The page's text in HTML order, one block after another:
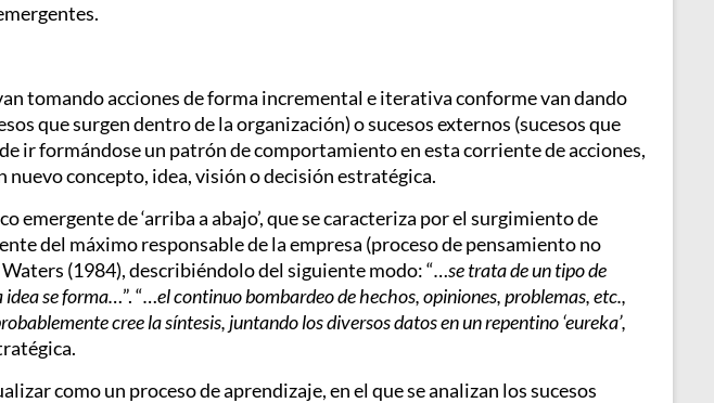
tomando acciones de forma incremental e iterativa conforme van dando
que surgen dentro de la organización) o sucesos externos (sucesos que
ir formándose un patrón de comportamiento en esta corriente de acciones,
concepto, idea, visión o decisión estratégica.
de ‘arriba a abajo’, que se caracteriza por el surgimiento de
del máximo responsable de la empresa (proceso de pensamiento no
(1984), describiéndolo del siguiente modo: “…se trata de un tipo de
se forma…”. “…el continuo bombardeo de hechos, opiniones, problemas, etc.,
cree la síntesis, juntando los diversos datos en un repentino ‘eureka’,
como un proceso de aprendizaje, en el que se analizan los sucesos